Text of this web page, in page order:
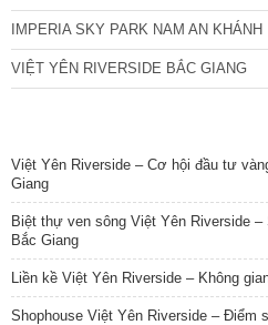
IMPERIA SKY PARK NAM AN KHÁNH
VIỆT YÊN RIVERSIDE BẮC GIANG
Việt Yên Riverside – Cơ hội đầu tư
Giang
Biệt thự ven sông Việt Yên Riverside
Bắc Giang
Liền kề Việt Yên Riverside – Không
Shophouse Việt Yên Riverside – Điểm